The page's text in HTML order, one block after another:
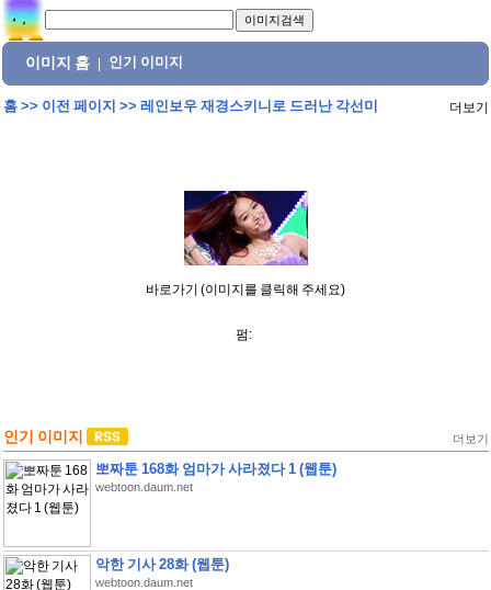
이미지 홈 인기 이미지
홈>> 이전 페이지 >> 레인보우 재경스키니로 드러난 각선미 더보기
바로가기 (이미지를 클릭해 주세요)
펌:
인기 이미지 더보기
뽀짜툰 168화 엄마가 사라졌다 1 (웹툰)
webtoon.daum.net
악한 기사 28화 (웹툰)
webtoon.daum.net